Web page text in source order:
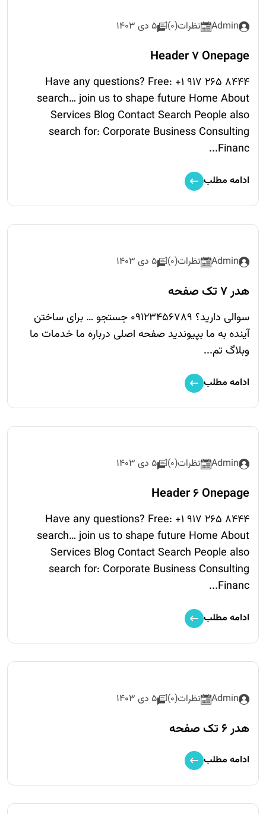
Admin نظرات(0) 5 دی 1403
Header 7 Onepage
Have any questions? Free: +1 917 265 8444
search… join us to shape future Home About
Services Blog Contact Search People also
search for: Corporate Business Consulting
Financ...
ادامه مطلب
Admin نظرات(0) 5 دی 1403
هدر 7 تک صفحه
سوالی دارید؟ 09123456789 جستجو … برای ساختن
آینده به ما بپیوندید صفحه اصلی درباره ما خدمات ما
وبلاگ تم...
ادامه مطلب
Admin نظرات(0) 5 دی 1403
Header 6 Onepage
Have any questions? Free: +1 917 265 8444
search… join us to shape future Home About
Services Blog Contact Search People also
search for: Corporate Business Consulting
Financ...
ادامه مطلب
Admin نظرات(0) 5 دی 1403
هدر 6 تک صفحه
ادامه مطلب